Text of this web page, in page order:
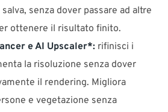
senza dover passare ad altre
ottenere il risultato finito.
e AI Upscaler*: rifinisci i
la risoluzione senza dover
il rendering. Migliora
e vegetazione senza